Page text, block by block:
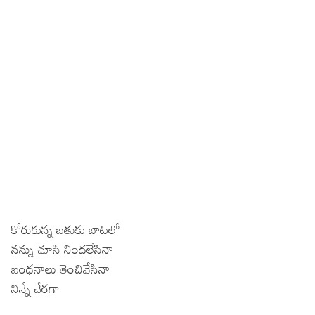
కోరుకున్న బతుకు బాటలో
నన్ను చూసి నిందలేసినా
బంధనాలు తెంచివేసినా
నిన్నే చేరగా